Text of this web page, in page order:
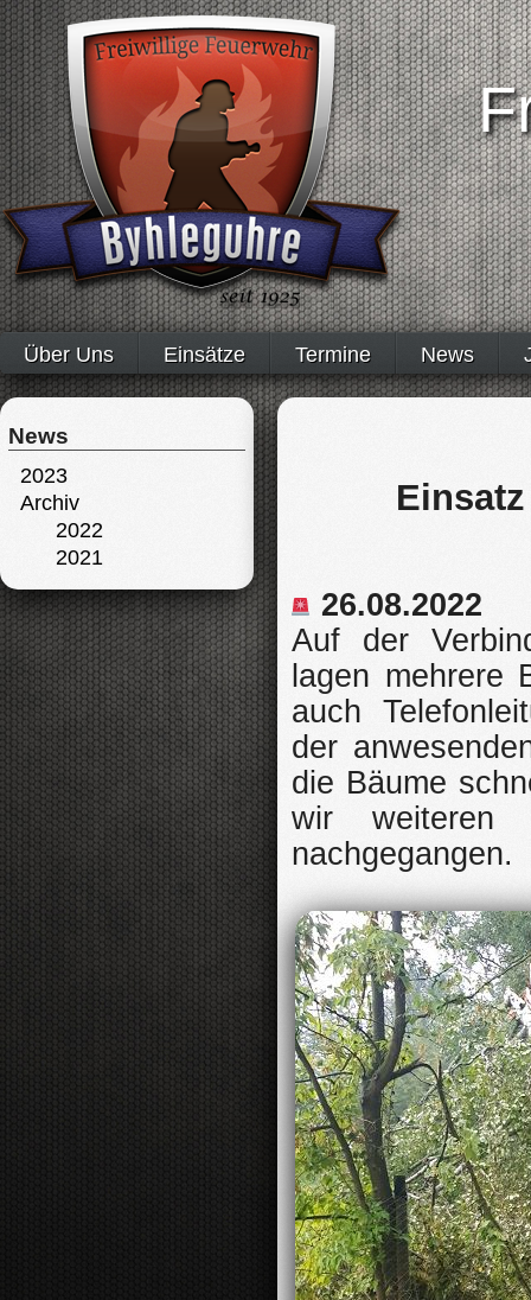
Über Uns Einsätze Termine News
News
2023
Archiv
2022
2021
26.08.2022
Auf der
lagen mehrere
auch
der
die Bäume
wir weiteren
nachgegangen.